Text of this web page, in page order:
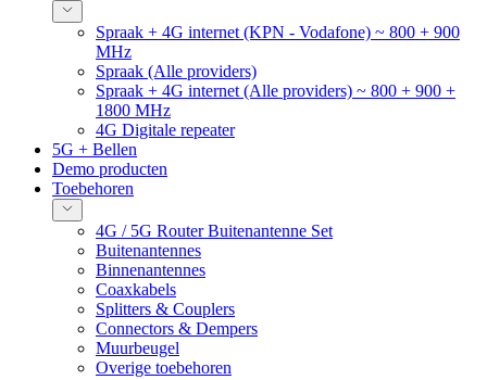
Spraak + 4G internet (KPN - Vodafone) ~ 800 + 900
MHz
Spraak (Alle providers)
Spraak + 4G internet (Alle providers) ~ 800 + 900 +
1800 MHz
4G Digitale repeater
5G + Bellen
Demo producten
Toebehoren
4G / 5G Router Buitenantenne Set
Buitenantennes
Binnenantennes
Coaxkabels
Splitters & Couplers
Connectors & Dempers
Muurbeugel
Overige toebehoren